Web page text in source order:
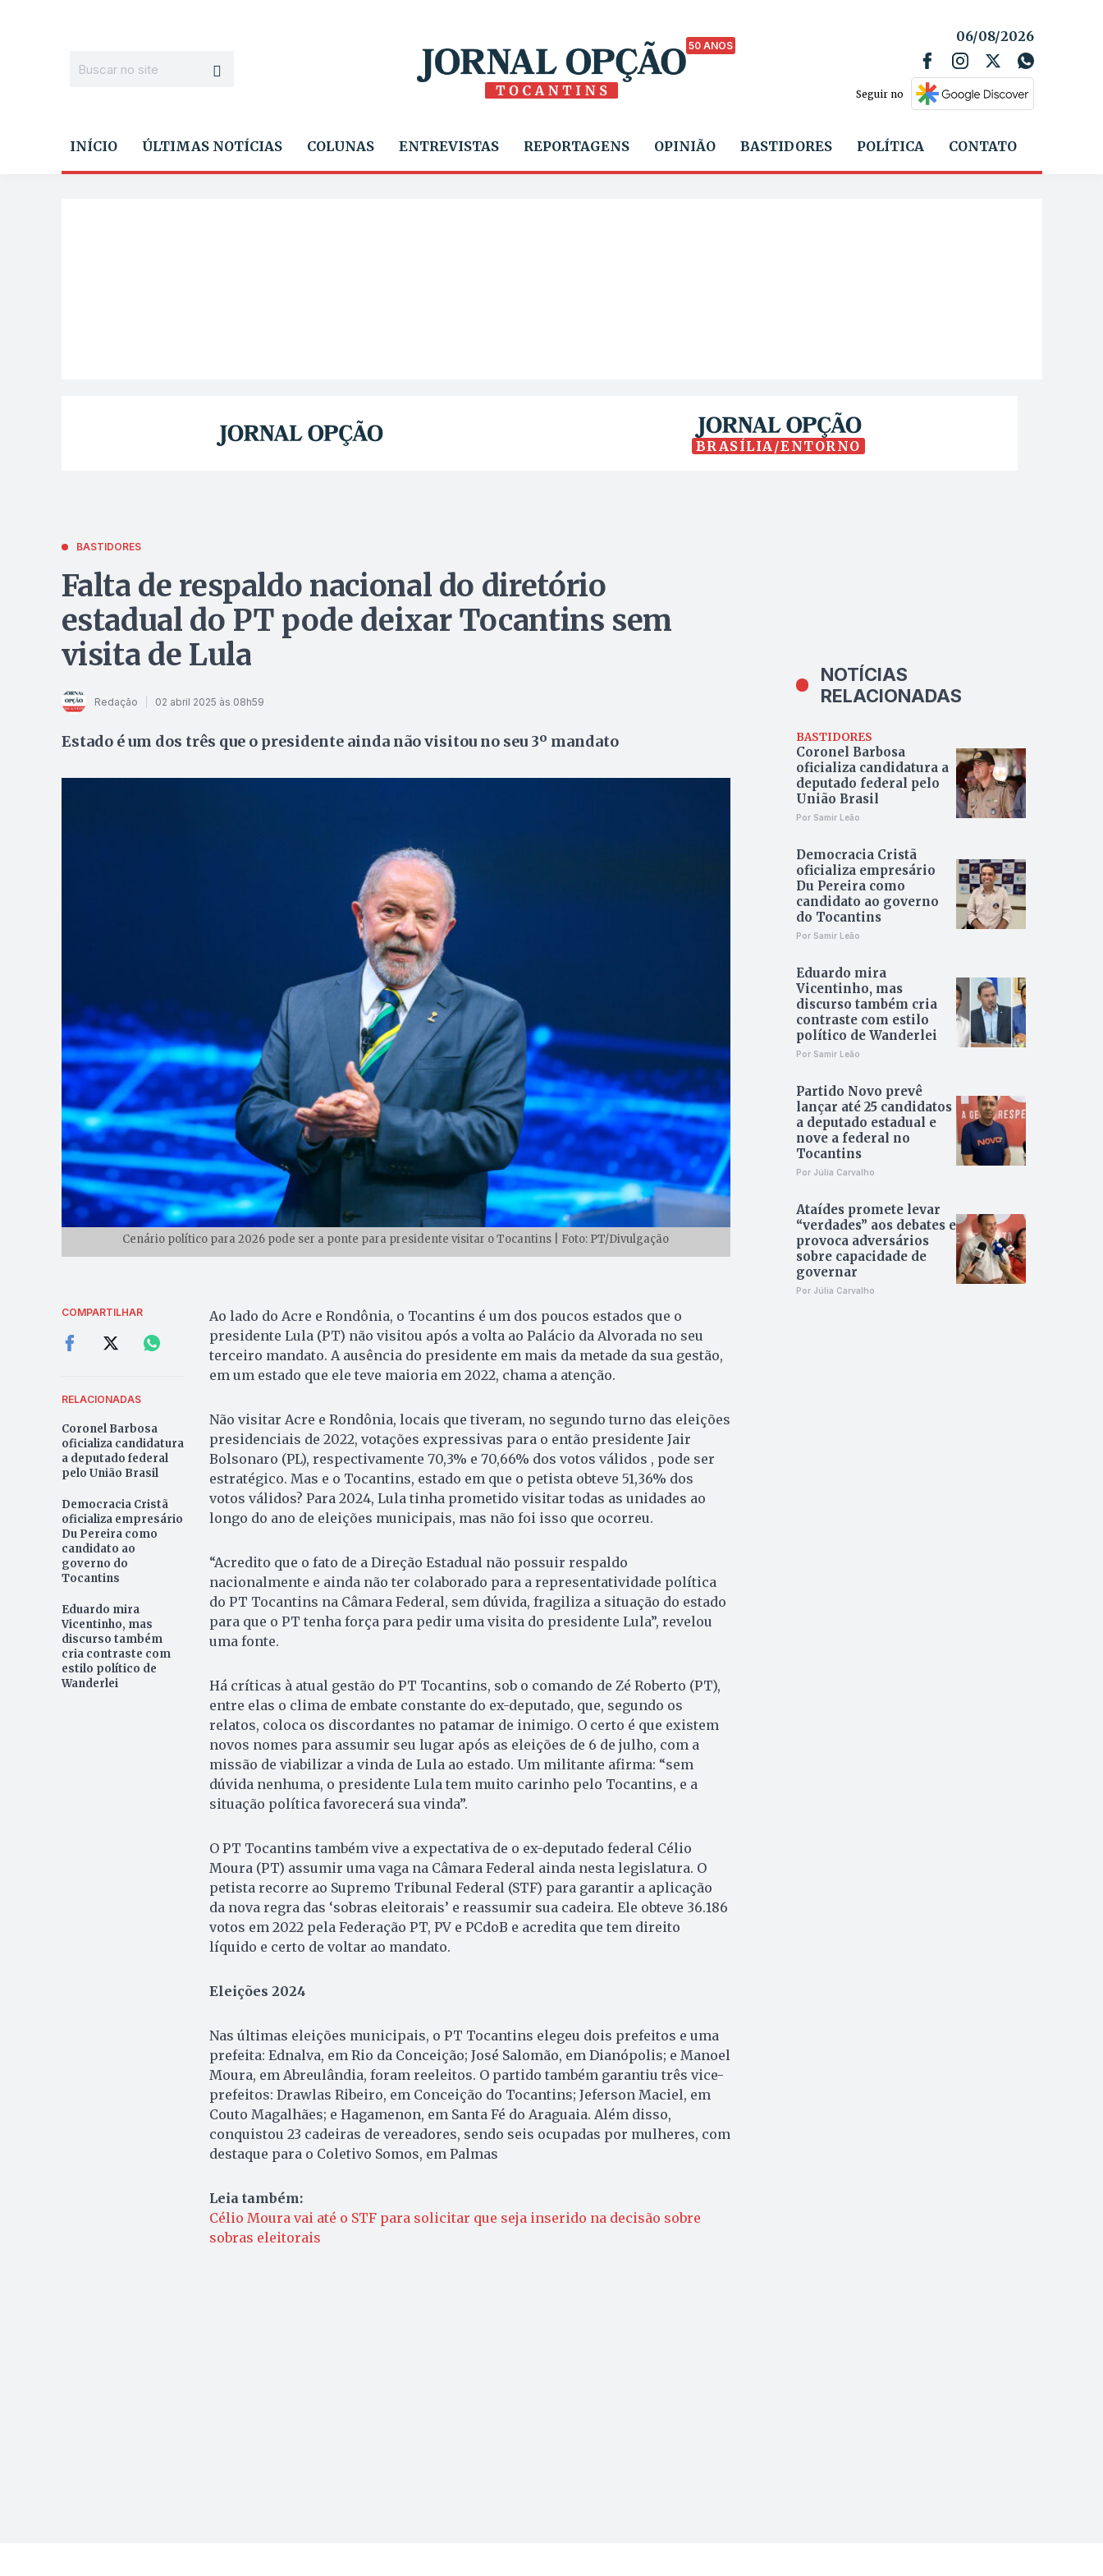
50 ANOS
06/08/2026
Seguir no
INÍCIO ÚLTIMAS NOTÍCIAS COLUNAS ENTREVISTAS REPORTAGENS OPINIÃO BASTIDORES POLÍTICA CONTATO
BRASÍLIA/ENTORNO
BASTIDORES
Falta de respaldo nacional do diretório
estadual do PT pode deixar Tocantins sem
visita de Lula
Redação 02 abril 2025 às 08h59
Estado é um dos três que o presidente ainda não visitou no seu 3º mandato
Cenário político para 2026 pode ser a ponte para presidente visitar o Tocantins | Foto: PT/Divulgação
COMPARTILHAR
RELACIONADAS
Coronel Barbosa
oficializa candidatura
a deputado federal
pelo União Brasil
Democracia Cristã
oficializa empresário
Du Pereira como
candidato ao
governo do
Tocantins
Eduardo mira
Vicentinho, mas
discurso também
cria contraste com
estilo político de
Wanderlei
Ao lado do Acre e Rondônia, o Tocantins é um dos poucos estados que o
presidente Lula (PT) não visitou após a volta ao Palácio da Alvorada no seu
terceiro mandato. A ausência do presidente em mais da metade da sua gestão,
em um estado que ele teve maioria em 2022, chama a atenção.
Não visitar Acre e Rondônia, locais que tiveram, no segundo turno das eleições
presidenciais de 2022, votações expressivas para o então presidente Jair
Bolsonaro (PL), respectivamente 70,3% e 70,66% dos votos válidos , pode ser
estratégico. Mas e o Tocantins, estado em que o petista obteve 51,36% dos
votos válidos? Para 2024, Lula tinha prometido visitar todas as unidades ao
longo do ano de eleições municipais, mas não foi isso que ocorreu.
“Acredito que o fato de a Direção Estadual não possuir respaldo
nacionalmente e ainda não ter colaborado para a representatividade política
do PT Tocantins na Câmara Federal, sem dúvida, fragiliza a situação do estado
para que o PT tenha força para pedir uma visita do presidente Lula”, revelou
uma fonte.
Há críticas à atual gestão do PT Tocantins, sob o comando de Zé Roberto (PT),
entre elas o clima de embate constante do ex-deputado, que, segundo os
relatos, coloca os discordantes no patamar de inimigo. O certo é que existem
novos nomes para assumir seu lugar após as eleições de 6 de julho, com a
missão de viabilizar a vinda de Lula ao estado. Um militante afirma: “sem
dúvida nenhuma, o presidente Lula tem muito carinho pelo Tocantins, e a
situação política favorecerá sua vinda”.
O PT Tocantins também vive a expectativa de o ex-deputado federal Célio
Moura (PT) assumir uma vaga na Câmara Federal ainda nesta legislatura. O
petista recorre ao Supremo Tribunal Federal (STF) para garantir a aplicação
da nova regra das ‘sobras eleitorais’ e reassumir sua cadeira. Ele obteve 36.186
votos em 2022 pela Federação PT, PV e PCdoB e acredita que tem direito
líquido e certo de voltar ao mandato.
Eleições 2024
Nas últimas eleições municipais, o PT Tocantins elegeu dois prefeitos e uma
prefeita: Ednalva, em Rio da Conceição; José Salomão, em Dianópolis; e Manoel
Moura, em Abreulândia, foram reeleitos. O partido também garantiu três vice-
prefeitos: Drawlas Ribeiro, em Conceição do Tocantins; Jeferson Maciel, em
Couto Magalhães; e Hagamenon, em Santa Fé do Araguaia. Além disso,
conquistou 23 cadeiras de vereadores, sendo seis ocupadas por mulheres, com
destaque para o Coletivo Somos, em Palmas
Leia também:
Célio Moura vai até o STF para solicitar que seja inserido na decisão sobre
sobras eleitorais
NOTÍCIAS
RELACIONADAS
BASTIDORES
Coronel Barbosa
oficializa candidatura a
deputado federal pelo
União Brasil
Por Samir Leão
Democracia Cristã
oficializa empresário
Du Pereira como
candidato ao governo
do Tocantins
Por Samir Leão
Eduardo mira
Vicentinho, mas
discurso também cria
contraste com estilo
político de Wanderlei
Por Samir Leão
Partido Novo prevê
lançar até 25 candidatos
a deputado estadual e
nove a federal no
Tocantins
Por Júlia Carvalho
Ataídes promete levar
“verdades” aos debates e
provoca adversários
sobre capacidade de
governar
Por Júlia Carvalho